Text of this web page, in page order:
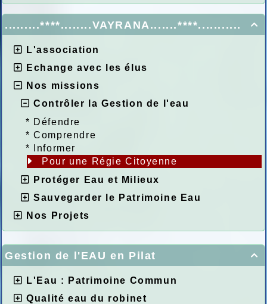

.........****........VAYRANA.......****...........
L'association
Echange avec les élus
Nos missions
Contrôler la Gestion de l'eau
* Défendre
*Comprendre
*
Informer
Pour une Régie Citoyenne
Protéger Eau et Milieux
Sauvegarder le Patrimoine Eau
Nos Projets

Gestion de l'EAU en Pilat
L'Eau : Patrimoine Commun
Qualité eau du robinet